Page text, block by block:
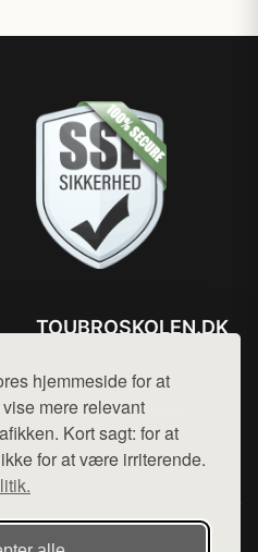
hjemmeside for at
mere relevant
Kort sagt: for at
for at være irriterende.
TOUBROSKOLEN.DK
Mail: hej@want.dk
Cookie- og privatlivspolitik